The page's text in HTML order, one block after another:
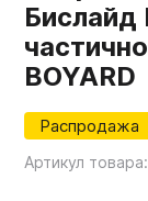
Мой ЭГГЕР
Фасады
Бислайд
BOYARD
Распродажа
Артикул